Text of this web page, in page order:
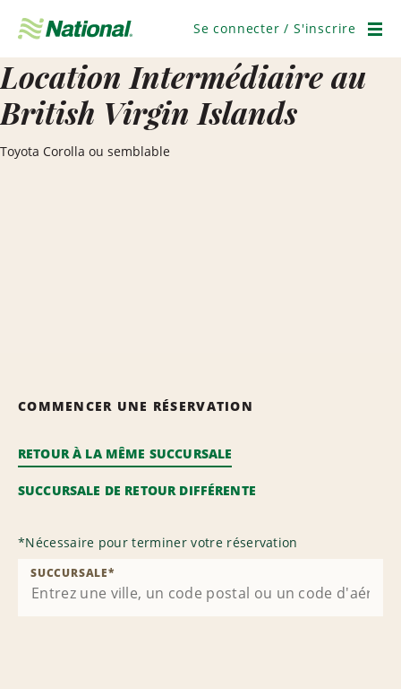
navigation
Se connecter / S'inscrire
Location Intermédiaire au
British Virgin Islands
Toyota Corolla ou semblable
COMMENCER UNE RÉSERVATION
RETOUR À LA MÊME SUCCURSALE
SUCCURSALE DE RETOUR DIFFÉRENTE
*Nécessaire pour terminer votre réservation
SUCCURSALE*